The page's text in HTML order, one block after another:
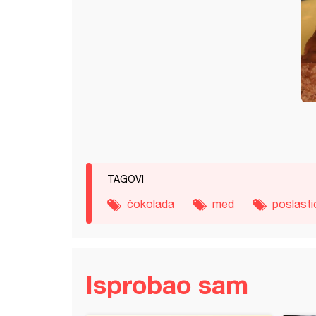
TAGOVI
čokolada med
Isprobao sam